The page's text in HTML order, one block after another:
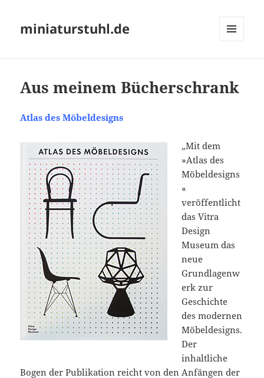
miniaturstuhl.de
Aus meinem Bücherschrank
Atlas des Möbeldesigns
„Mit dem
»Atlas des
Möbeldesigns
«
veröffentlicht
das Vitra
Design
Museum das
neue
Grundlagenw
erk zur
Geschichte
des modernen
Möbeldesigns.
Der
inhaltliche
Bogen der Publikation reicht von den Anfängen der